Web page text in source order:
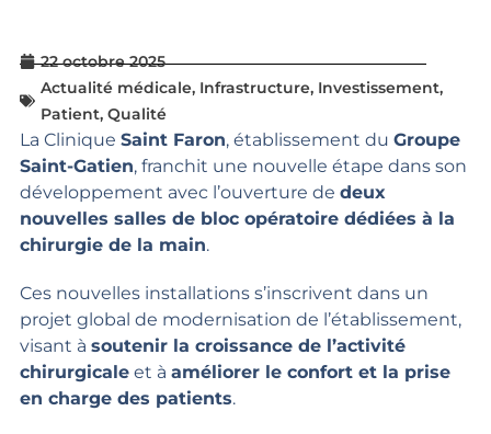
22 octobre 2025
Actualité médicale, Infrastructure, Investissement,
Patient, Qualité
La Clinique Saint Faron, établissement du Groupe
Saint-Gatien, franchit une nouvelle étape dans son
développement avec l’ouverture de deux
nouvelles salles de bloc opératoire dédiées à la
chirurgie de la main.
Ces nouvelles installations s’inscrivent dans un
projet global de modernisation de l’établissement,
visant à soutenir la croissance de l’activité
chirurgicaleet à améliorer le confort et la prise
en charge des patients.